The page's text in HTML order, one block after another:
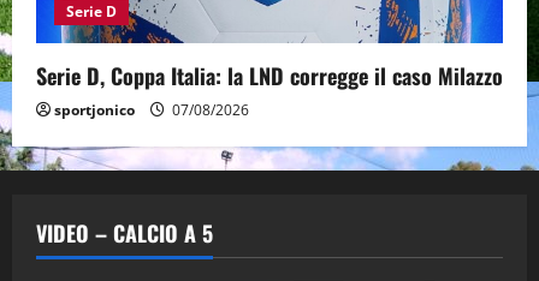
Serie D
Serie D, Coppa Italia: la LND corregge il caso Milazzo
sportjonico 07/08/2026
VIDEO – CALCIO A 5